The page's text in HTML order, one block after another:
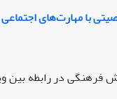
با مهارت‌های
در رابطه بین